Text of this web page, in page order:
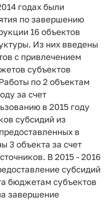
годах были
по завершению
16 объектов
Из них введены
с привлечением
субъектов
по 2 объектам
за счет
в 2015 году
субсидий из
в
3 объекта за счет
В 2015 - 2016
субсидий
бюджетам субъектов
завершение